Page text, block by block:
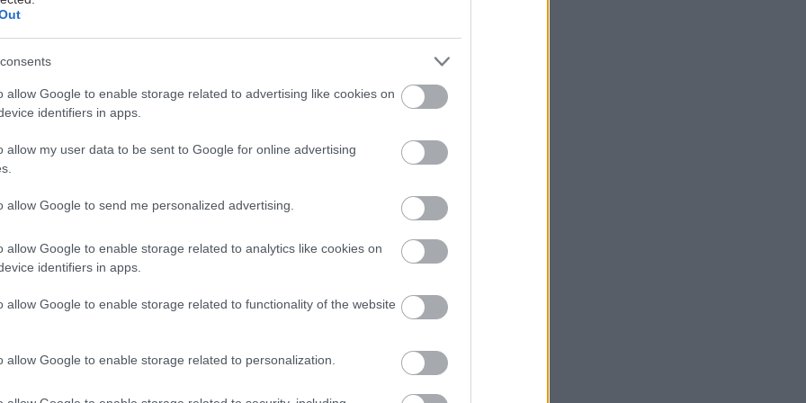
allow Google to enable storage related to advertising like cookies on
identifiers in apps.
allow my user data to be sent to Google for online advertising
allow Google to send me personalized advertising.
allow Google to enable storage related to analytics like cookies on
identifiers in apps.
allow Google to enable storage related to functionality of the website
allow Google to enable storage related to personalization.
προσέλκυσαν πιστούς, οι οποίοι γύρεψαν λίγη θεία φώτιση. Τότε
κατά αυτής της κάστας των άμυαλων και συνάμα πιστών
ασπάζεται την πάσα βλακεία προκειμένου να πιστέψει ότι κλείνει
παράδεισο.
social media είδα μήνυμα που με πληροφόρησε ότι «Αν
πληρώνουμε φόρους και δάνεια το ΔΝΤ θα καταστραφεί».
μήνυμα που κυκλοφορεί δίκην «ατάκας» και προτρέπει τους
την εκπλήρωση των οφειλών τους.
σκόπιμα την Ελλάδα για να ξεπουληθούν τα κοιτάσματά
ακριβώς πριν το ίδιο μήνυμα, παίζοντας με την εθνική